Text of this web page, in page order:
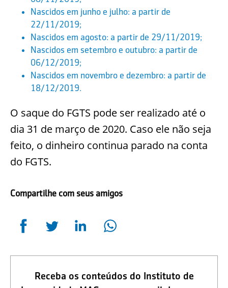
Nascidos em junho e julho: a partir de
22/11/2019;
Nascidos em agosto: a partir de 29/11/2019;
Nascidos em setembro e outubro: a partir de
06/12/2019;
Nascidos em novembro e dezembro: a partir de
18/12/2019.
O saque do FGTS pode ser realizado até o
dia 31 de março de 2020. Caso ele não seja
feito, o dinheiro continua parado na conta
do FGTS.
Compartilhe com seus amigos
Receba os conteúdos do Instituto de